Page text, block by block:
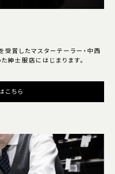
賞したマスターテーラー・中西
紳士服店にはじまります。
こちら